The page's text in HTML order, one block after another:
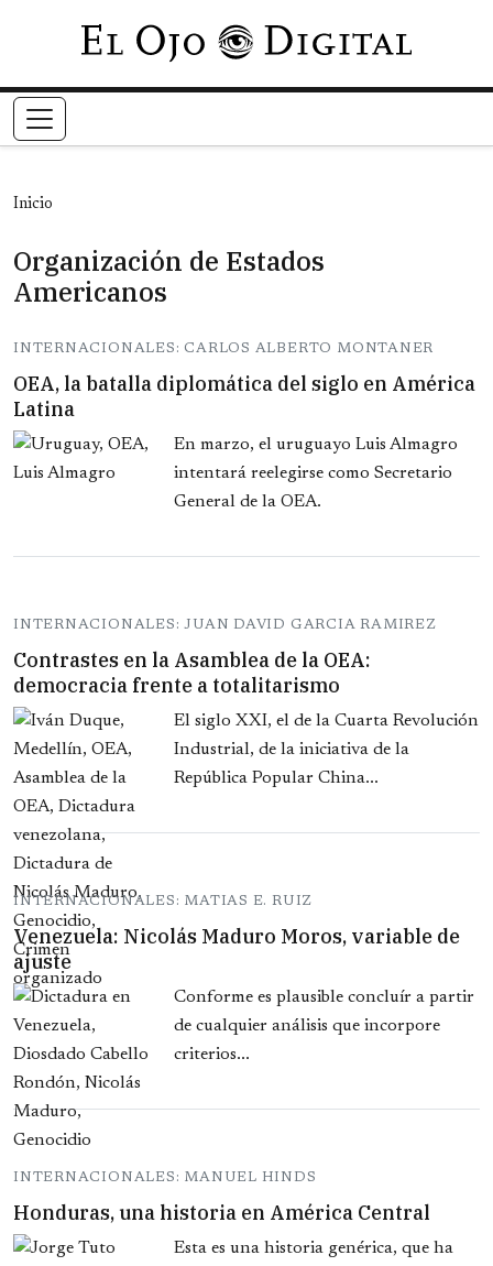
Pasar al contenido principal
Inicio
Organización de Estados
Americanos
INTERNACIONALES: CARLOS ALBERTO MONTANER
OEA, la batalla diplomática del siglo en América
Latina
En marzo, el uruguayo Luis Almagro
intentará reelegirse como Secretario
General de la OEA.
INTERNACIONALES: JUAN DAVID GARCIA RAMIREZ
Contrastes en la Asamblea de la OEA:
democracia frente a totalitarismo
El siglo XXI, el de la Cuarta Revolución
Industrial, de la iniciativa de la
República Popular China...
INTERNACIONALES: MATIAS E. RUIZ
Venezuela: Nicolás Maduro Moros, variable de
ajuste
Conforme es plausible concluír a partir
de cualquier análisis que incorpore
criterios...
INTERNACIONALES: MANUEL HINDS
Honduras, una historia en América Central
Esta es una historia genérica, que ha